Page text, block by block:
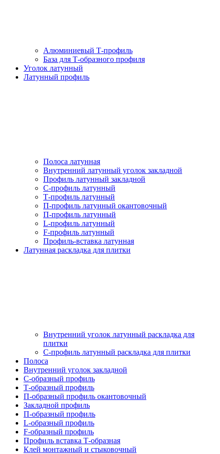
Алюминиевый Т-профиль
База для Т-образного профиля
Уголок латунный
Латунный профиль
Полоса латунная
Внутренний латунный уголок закладной
Профиль латунный закладной
С-профиль латунный
Т-профиль латунный
П-профиль латунный окантовочный
П-профиль латунный
L-профиль латунный
F-профиль латунный
Профиль-вставка латунная
Латунная раскладка для плитки
Внутренний уголок латунный раскладка для
плитки
С-профиль латунный раскладка для плитки
Полоса
Внутренний уголок закладной
С-образный профиль
Т-образный профиль
П-образный профиль окантовочный
Закладной профиль
П-образный профиль
L-образный профиль
F-образный профиль
Профиль вставка Т-образная
Клей монтажный и стыковочный